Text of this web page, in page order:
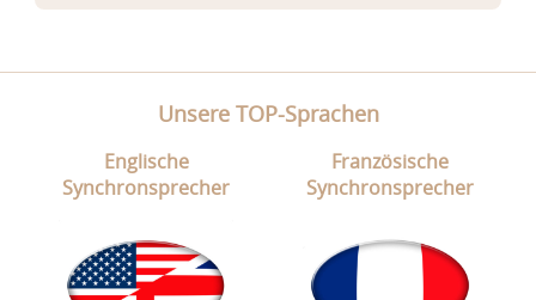
Unsere TOP-Sprachen
Englische
Synchronsprecher
Französische
Synchronsprecher